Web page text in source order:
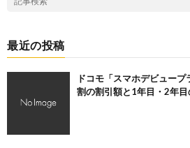
最近の投稿
ドコモ「スマホデビュー
割の割引額と1年目・2年